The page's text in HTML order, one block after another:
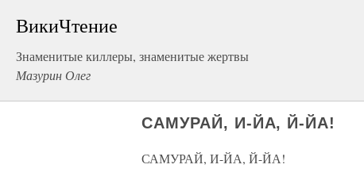
ВикиЧтение
Знаменитые киллеры, знаменитые жертвы
Мазурин Олег
САМУРАЙ, И-ЙА, Й-ЙА!
САМУРАЙ, И-ЙА, Й-ЙА!